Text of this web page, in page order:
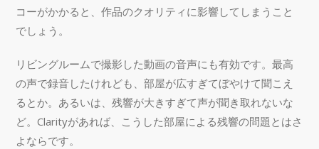
コーがかかると、作品のクオリティに影響してしまうこと
でしょう。
リビングルームで撮影した動画の音声にも有効です。最高
の声で録音したけれども、部屋が広すぎてぼやけて聞こえ
るとか。あるいは、残響が大きすぎて声が聞き取れないな
ど。Clarityがあれば、こうした部屋による残響の問題とはさ
よならです。